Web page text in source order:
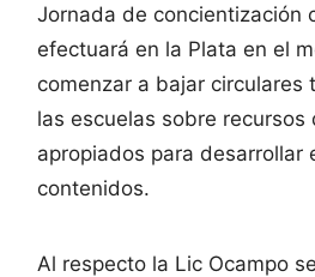
Jornada de concientización
efectuará en la Plata en el
comenzar a bajar circulares
las escuelas sobre recursos
apropiados para desarrollar
contenidos.
Al respecto la Lic Ocampo